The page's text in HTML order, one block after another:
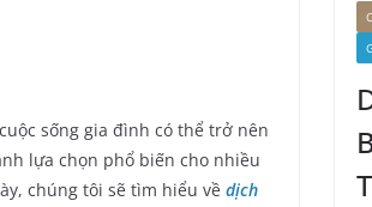
sống gia đình có thể trở nên
lựa chọn phổ biến cho nhiều
chúng tôi sẽ tìm hiểu về dịch